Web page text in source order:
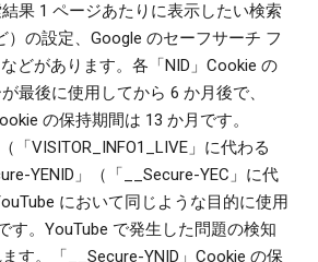
果 1 ページあたりに表示したい検索
）の設定、Google のセーフサーチ フ
どがあります。各「NID」Cookie の
最後に使用してから 6 か月後で、
の保持期間は 13 か月です。
「VISITOR_INFO1_LIVE」に代わる
YENID」（「__Secure-YEC」に代
において同じような目的に使用
す。YouTube で発生した問題の検知
す。「__Secure-YNID」Cookie の保